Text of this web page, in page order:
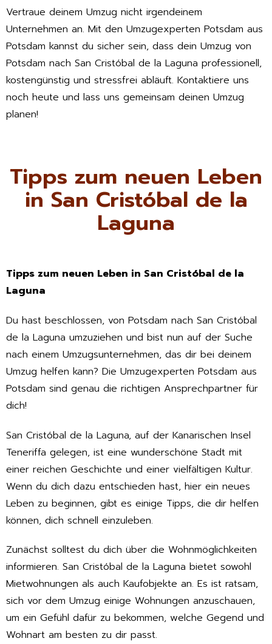
Vertraue deinem Umzug nicht irgendeinem
Unternehmen an. Mit den Umzugexperten Potsdam aus
Potsdam kannst du sicher sein, dass dein Umzug von
Potsdam nach San Cristóbal de la Laguna professionell,
kostengünstig und stressfrei abläuft. Kontaktiere uns
noch heute und lass uns gemeinsam deinen Umzug
planen!
Tipps zum neuen Leben
in San Cristóbal de la
Laguna
Tipps zum neuen Leben in San Cristóbal de la
Laguna
Du hast beschlossen, von Potsdam nach San Cristóbal
de la Laguna umzuziehen und bist nun auf der Suche
nach einem Umzugsunternehmen, das dir bei deinem
Umzug helfen kann? Die Umzugexperten Potsdam aus
Potsdam sind genau die richtigen Ansprechpartner für
dich!
San Cristóbal de la Laguna, auf der Kanarischen Insel
Teneriffa gelegen, ist eine wunderschöne Stadt mit
einer reichen Geschichte und einer vielfältigen Kultur.
Wenn du dich dazu entschieden hast, hier ein neues
Leben zu beginnen, gibt es einige Tipps, die dir helfen
können, dich schnell einzuleben.
Zunächst solltest du dich über die Wohnmöglichkeiten
informieren. San Cristóbal de la Laguna bietet sowohl
Mietwohnungen als auch Kaufobjekte an. Es ist ratsam,
sich vor dem Umzug einige Wohnungen anzuschauen,
um ein Gefühl dafür zu bekommen, welche Gegend und
Wohnart am besten zu dir passt.